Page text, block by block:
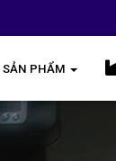
SẢN PHẨM